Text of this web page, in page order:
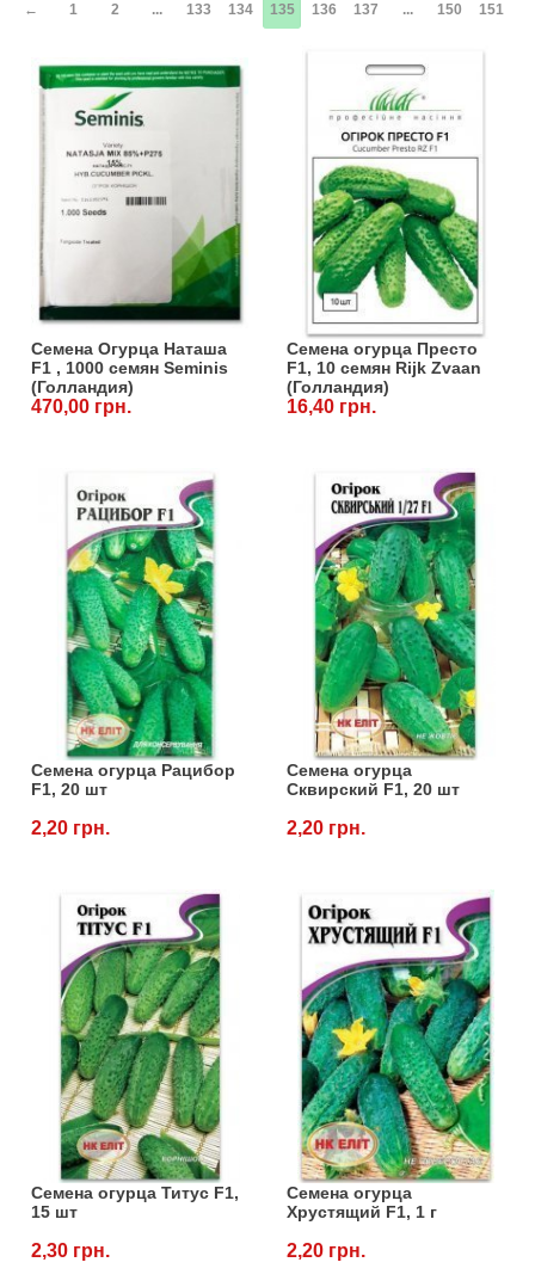
← 1 2 ... 133 134 135 136 137 ... 150 151
Семена Огурца Наташа
F1 , 1000 семян Seminis
(Голландия)
470,00 грн.
Семена огурца Престо
F1, 10 семян Rijk Zvaan
(Голландия)
16,40 грн.
Семена огурца Рацибор
F1, 20 шт
2,20 грн.
Семена огурца
Сквирский F1, 20 шт
2,20 грн.
Семена огурца Титус F1,
15 шт
2,30 грн.
Семена огурца
Хрустящий F1, 1 г
2,20 грн.